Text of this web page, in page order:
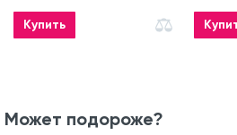
Купить
Может подороже?